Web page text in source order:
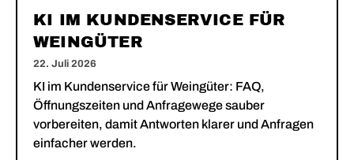
KI IM KUNDENSERVICE FÜR
WEINGÜTER
22. Juli 2026
KI im Kundenservice für Weingüter: FAQ,
Öffnungszeiten und Anfragewege sauber
vorbereiten, damit Antworten klarer und Anfragen
einfacher werden.